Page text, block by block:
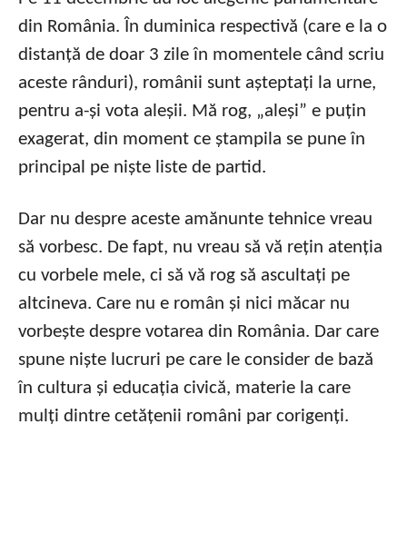
din România. În duminica respectivă (care e la o
distanță de doar 3 zile în momentele când scriu
aceste rânduri), românii sunt așteptați la urne,
pentru a-și vota aleșii. Mă rog, „aleși” e puțin
exagerat, din moment ce ștampila se pune în
principal pe niște liste de partid.
Dar nu despre aceste amănunte tehnice vreau
să vorbesc. De fapt, nu vreau să vă rețin atenția
cu vorbele mele, ci să vă rog să ascultați pe
altcineva. Care nu e român și nici măcar nu
vorbește despre votarea din România. Dar care
spune niște lucruri pe care le consider de bază
în cultura și educația civică, materie la care
mulți dintre cetățenii români par corigenți.